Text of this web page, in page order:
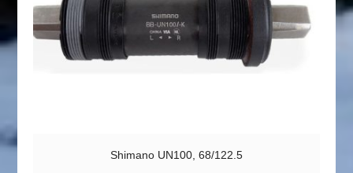
Shimano UN100, 68/122.5